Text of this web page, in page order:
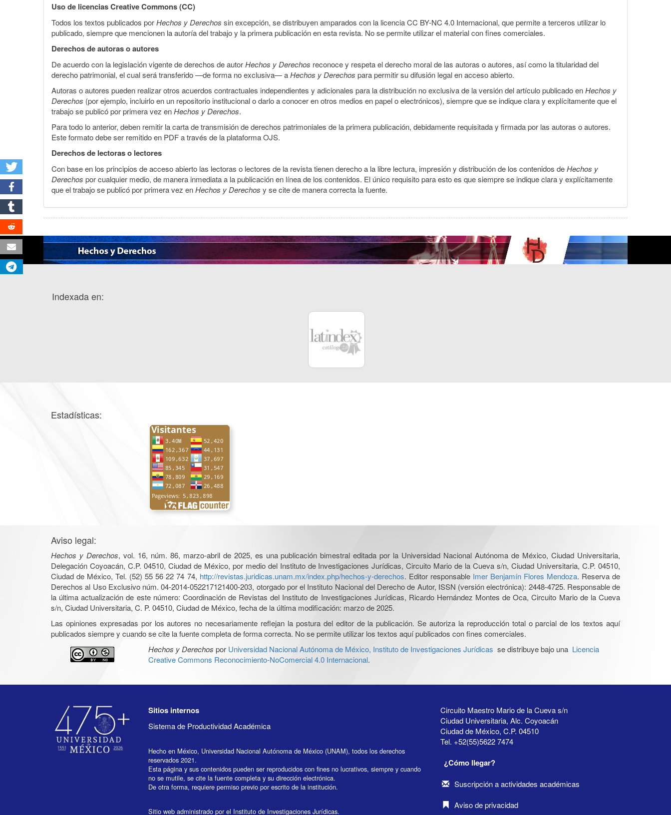
Uso de licencias Creative Commons (CC)
Todos los textos publicados porHechos y Derechos sin excepción, se distribuyen amparados con la licencia CC BY-NC 4.0 Internacional, que permite a terceros utilizar lo
publicado, siempre que mencionen la autoría del trabajo y la primera publicación en esta revista. No se permite utilizar el material con fines comerciales.
Derechos de autoras o autores
De acuerdo con la legislación vigente de derechos de autorHechos y Derechos reconoce y respeta el derecho moral de las autoras o autores, así como la titularidad del
derecho patrimonial, el cual será transferido —de forma no exclusiva— aHechos y Derechos para permitir su difusión legal en acceso abierto.
Autoras o autores pueden realizar otros acuerdos contractuales independientes y adicionales para la distribución no exclusiva de la versión del artículo publicado enHechos y
Derechos (por ejemplo, incluirlo en un repositorio institucional o darlo a conocer en otros medios en papel o electrónicos), siempre que se indique clara y explícitamente que el
trabajo se publicó por primera vez enHechos y Derechos.
Para todo lo anterior, deben remitir la carta de transmisión de derechos patrimoniales de la primera publicación, debidamente requisitada y firmada por las autoras o autores.
Este formato debe ser remitido en PDF a través de la plataforma OJS.
Derechos de lectoras o lectores
Con base en los principios de acceso abierto las lectoras o lectores de la revista tienen derecho a la libre lectura, impresión y distribución de los contenidos deHechos y
Derechos por cualquier medio, de manera inmediata a la publicación en línea de los contenidos. El único requisito para esto es que siempre se indique clara y explícitamente
que el trabajo se publicó por primera vez enHechos y Derechos y se cite de manera correcta la fuente.
Indexada en:
Estadísticas:
Aviso legal:
Hechos y Derechos, vol. 16, núm. 86, marzo-abril de 2025, es una publicación bimestral editada por la Universidad Nacional Autónoma de México, Ciudad Universitaria,
Delegación Coyoacán, C.P. 04510, Ciudad de México, por medio del Instituto de Investigaciones Jurídicas, Circuito Mario de la Cueva s/n, Ciudad Universitaria, C.P. 04510,
Ciudad de México, Tel. (52) 55 56 22 74 74, http://revistas.juridicas.unam.mx/index.php/hechos-y-derechos. Editor responsable Imer Benjamín Flores Mendoza. Reserva de
Derechos al Uso Exclusivo núm. 04-2014-052217121400-203, otorgado por el Instituto Nacional del Derecho de Autor, ISSN (versión electrónica): 2448-4725. Responsable de
la última actualización de este número: Coordinación de Revistas del Instituto de Investigaciones Jurídicas, Ricardo Hernández Montes de Oca, Circuito Mario de la Cueva
s/n, Ciudad Universitaria, C. P. 04510, Ciudad de México, fecha de la última modificación: marzo de 2025.
Las opiniones expresadas por los autores no necesariamente reflejan la postura del editor de la publicación. Se autoriza la reproducción total o parcial de los textos aquí
publicados siempre y cuando se cite la fuente completa de forma correcta. No se permite utilizar los textos aquí publicados con fines comerciales.
Hechos y Derechos por Universidad Nacional Autónoma de México, Instituto de Investigaciones Jurídicas se distribuye bajo una Licencia
Creative Commons Reconocimiento-NoComercial 4.0 Internacional.
Sitios internos
Sistema de Productividad Académica
Hecho en México, Universidad Nacional Autónoma de México (UNAM), todos los derechos
reservados 2021.
Esta página y sus contenidos pueden ser reproducidos con fines no lucrativos, siempre y cuando
no se mutile, se cite la fuente completa y su dirección electrónica.
De otra forma, requiere permiso previo por escrito de la institución.
Sitio web administrado por el Instituto de Investigaciones Jurídicas.
Circuito Maestro Mario de la Cueva s/n
Ciudad Universitaria, Alc. Coyoacán
Ciudad de México, C.P. 04510
Tel. +52(55)5622 7474
¿Cómo llegar?
Suscripción a actividades académicas
Aviso de privacidad